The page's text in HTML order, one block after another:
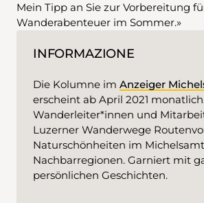
Mein Tipp an Sie zur Vorbereitung
Wanderabenteuer im Sommer.»
INFORMAZIONE
Die Kolumne im Anzeiger
erscheint ab April 2021
Wanderleiter*innen und
Luzerner Wanderwege
Naturschönheiten im
Nachbarregionen. Garniert mit
persönlichen Geschichten.